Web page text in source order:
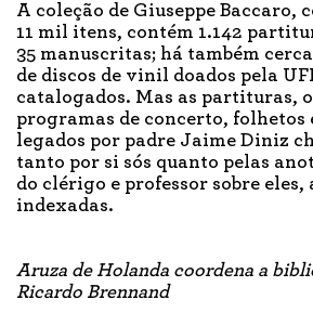
A coleção de Giuseppe Baccaro,
11 mil itens, contém 1.142
35 manuscritas; há também
de discos de vinil doados pela
catalogados. Mas as partituras,
programas de concerto, folhetos
legados por padre Jaime Diniz
tanto por si sós quanto pelas
do clérigo e professor sobre eles,
indexadas.
Aruza de Holanda coordena a
Ricardo Brennand